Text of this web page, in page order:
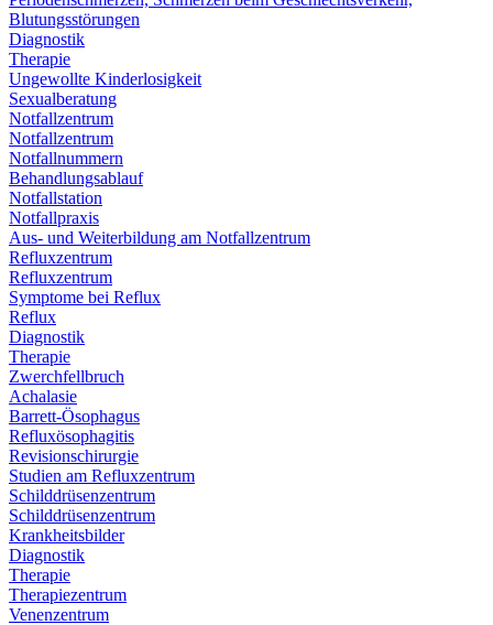
Blutungsstörungen
Diagnostik
Therapie
Ungewollte Kinderlosigkeit
Sexualberatung
Notfallzentrum
Notfallzentrum
Notfallnummern
Behandlungsablauf
Notfallstation
Notfallpraxis
Aus- und Weiterbildung am Notfallzentrum
Refluxzentrum
Refluxzentrum
Symptome bei Reflux
Reflux
Diagnostik
Therapie
Zwerchfellbruch
Achalasie
Barrett-Ösophagus
Refluxösophagitis
Revisionschirurgie
Studien am Refluxzentrum
Schilddrüsenzentrum
Schilddrüsenzentrum
Krankheitsbilder
Diagnostik
Therapie
Therapiezentrum
Venenzentrum